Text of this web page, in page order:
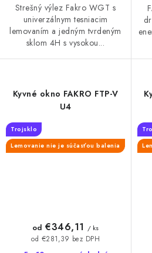
Strešný výlez Fakro WGT s
univerzálnym tesniacim
lemovaním a jedným tvrdeným
sklom 4H s vysokou...
Kyvné okno FAKRO FTP-V
U4
Trojsklo
Lemovanie nie je súčasťou balenia
od €281,39 bez DPH
od €346,11 / ks